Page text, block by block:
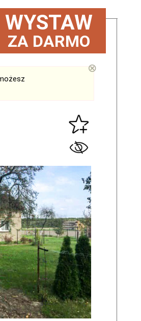
WYSTAW
ZA DARMO
⊗